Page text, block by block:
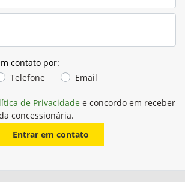
contato por:
Telefone Email
de Privacidade e concordo em receber
concessionária.
Entrar em contato